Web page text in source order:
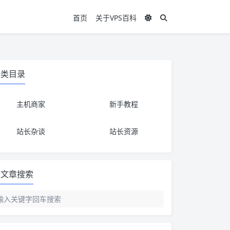
首页 关于VPS百科
目录
主机商家 新手教程
站长杂谈 站长资源
文章搜索